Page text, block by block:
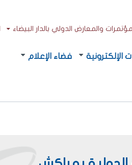
والمعارض الدولي بالدار البيضاء
الإلكترونية فضاء الإعلام